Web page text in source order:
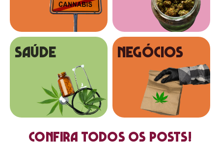
SAÚDE NEGÓCIOS
Confira todos os posts!